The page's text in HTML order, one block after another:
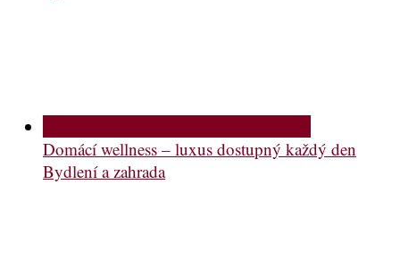
Domácí wellness – luxus dostupný každý den
Bydlení a zahrada